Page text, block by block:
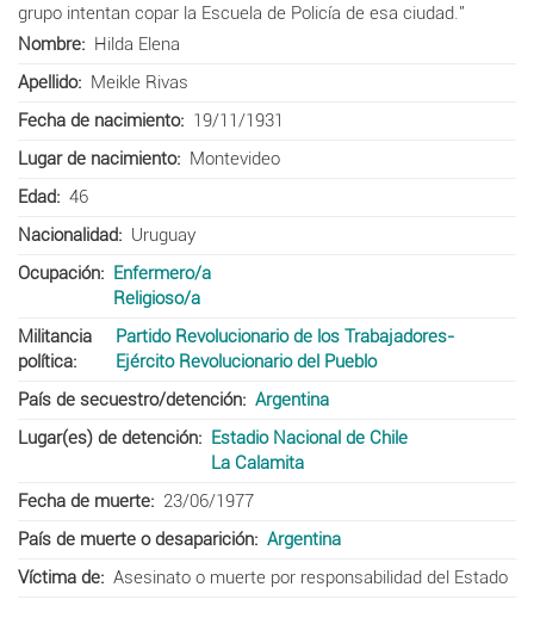
grupo intentan copar la Escuela de Policía de esa ciudad."
Nombre
Hilda Elena
Apellido
Meikle Rivas
Fecha de nacimiento
19/11/1931
Lugar de nacimiento
Montevideo
Edad
46
Nacionalidad
Uruguay
Ocupación
Enfermero/a
Religioso/a
Militancia
política
Partido Revolucionario de los Trabajadores-
Ejército Revolucionario del Pueblo
País de secuestro/detención
Argentina
Lugar(es) de detención
Estadio Nacional de Chile
La Calamita
Fecha de muerte
23/06/1977
País de muerte o desaparición
Argentina
Víctima de
Asesinato o muerte por responsabilidad del Estado